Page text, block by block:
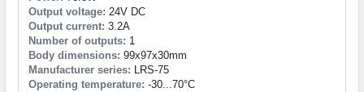
Output voltage: 24V DC
Output current: 3.2A
Number of outputs: 1
Body dimensions: 99x97x30mm
Manufacturer series: LRS-75
Operating temperature: -30...70°C